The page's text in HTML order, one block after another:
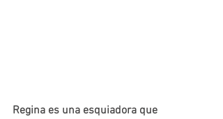
Regina es una esquiadora que